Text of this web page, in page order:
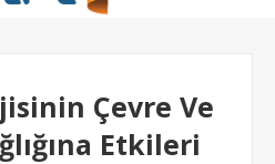
SONRAKI
Çevre Ve
Etkileri